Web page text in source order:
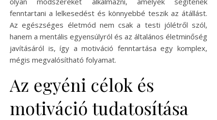
fenntartani a lelkesedést és könnyebbé teszik az átállást.
Az egészséges életmód nem csak a testi jólétről szól,
hanem a mentális egyensúlyról és az általános életminőség
javításáról is, így a motiváció fenntartása egy komplex,
mégis megvalósítható folyamat.
Az egyéni célok és
motiváció tudatosítása